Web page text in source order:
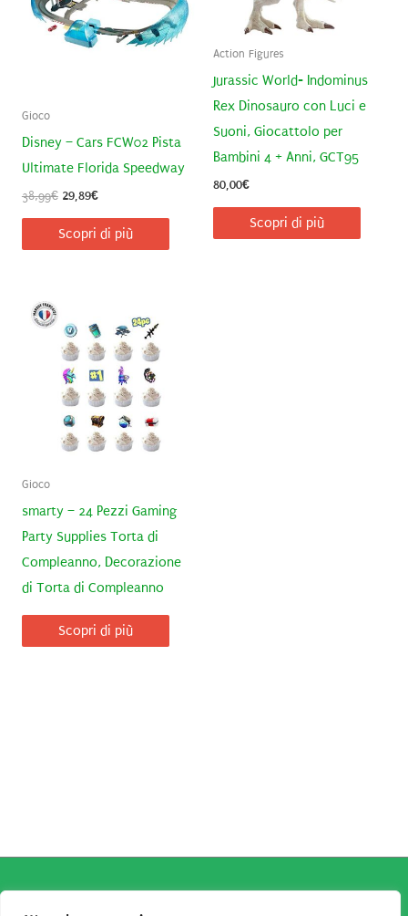
Gioco
Disney – Cars FCW02 Pista
Ultimate Florida Speedway
38,99€ Il
originale
29,89€Il
attuale
Scopri di più
Action Figures
Jurassic World- Indominus
Rex Dinosauro con Luci e
Suoni, Giocattolo per
Bambini 4 + Anni, GCT95
80,00€
Scopri di più
Gioco
smarty – 24 Pezzi Gaming
Party Supplies Torta di
Compleanno, Decorazione
di Torta di Compleanno
Scopri di più